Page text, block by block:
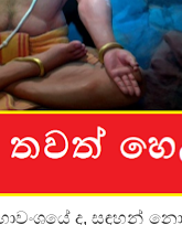
ද, සඳහන්